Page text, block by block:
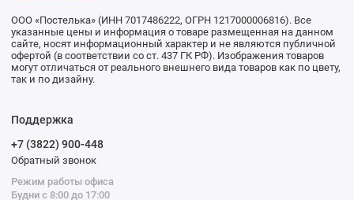
ООО «Постелька» (ИНН 7017486222, ОГРН 1217000006816). Все
указанные цены и информация о товаре размещенная на данном
сайте, носят информационный характер и не являются публичной
офертой (в соответствии со ст. 437 ГК РФ). Изображения товаров
могут отличаться от реального внешнего вида товаров как по цвету,
так и по дизайну.
Поддержка
+7 (3822) 900-448
Обратный звонок
Режим работы офиса
Будни с 8:00 до 17:00